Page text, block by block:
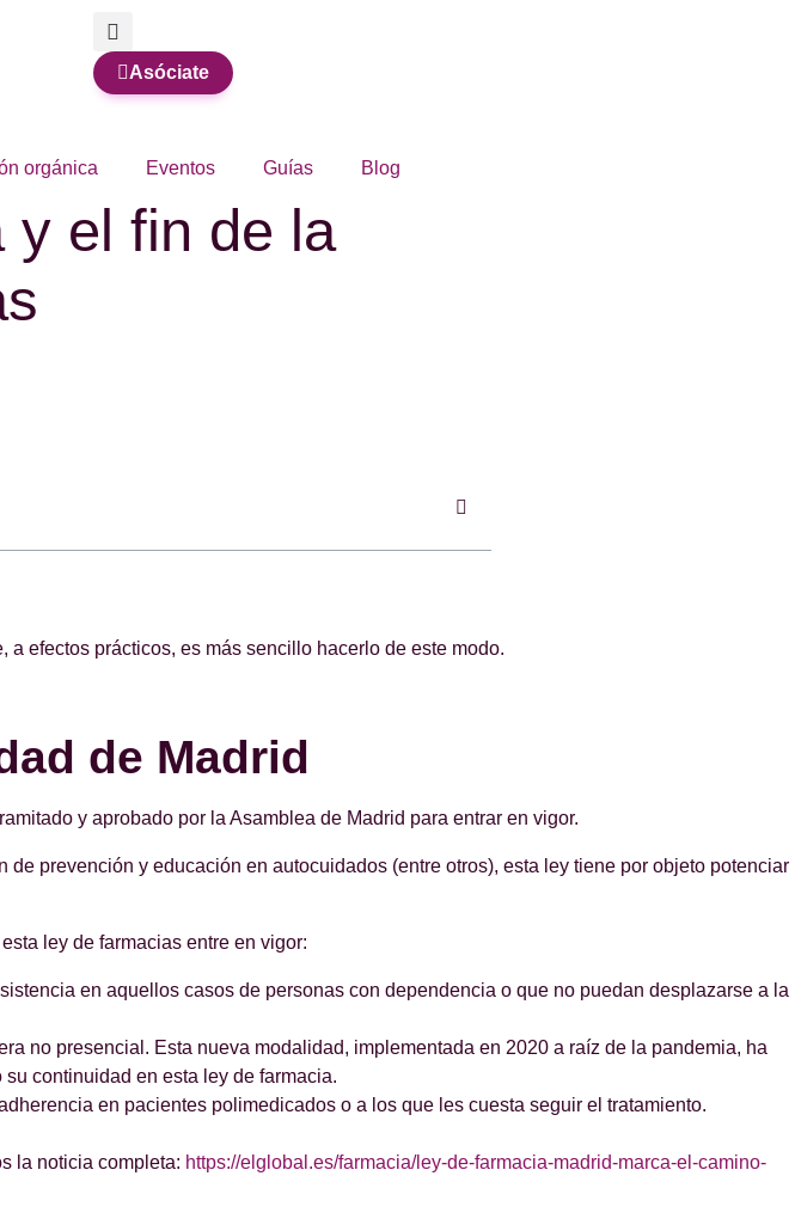
Asóciate
orgánica Eventos Guías Blog
y el fin de la
efectos prácticos, es más sencillo hacerlo de este modo.
de Madrid
y aprobado por la Asamblea de Madrid para entrar en vigor.
prevención y educación en autocuidados (entre otros), esta ley tiene por objeto potenciar
ley de farmacias entre en vigor:
en aquellos casos de personas con dependencia o que no puedan desplazarse a la
no presencial. Esta nueva modalidad, implementada en 2020 a raíz de la pandemia, ha
continuidad en esta ley de farmacia.
en pacientes polimedicados o a los que les cuesta seguir el tratamiento.
la noticia completa: https://elglobal.es/farmacia/ley-de-farmacia-madrid-marca-el-camino-